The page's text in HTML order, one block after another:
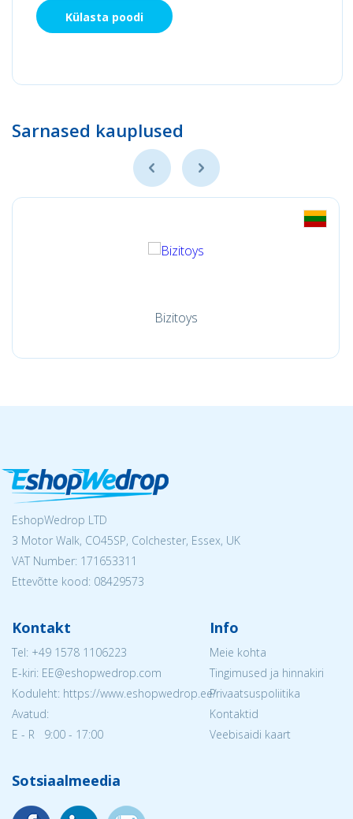
Külasta poodi
Sarnased kauplused
Bizitoys
EshopWedrop LTD
3 Motor Walk, CO45SP, Colchester, Essex, UK
VAT Number: 171653311
Ettevõtte kood: 08429573
Kontakt
Tel: +49 1578 1106223
E-kiri: EE@eshopwedrop.com
Koduleht: https://www.eshopwedrop.ee/
Avatud:
E - R 9:00 - 17:00
Info
Meie kohta
Tingimused ja hinnakiri
Privaatsuspoliitika
Kontaktid
Veebisaidi kaart
Sotsiaalmeedia